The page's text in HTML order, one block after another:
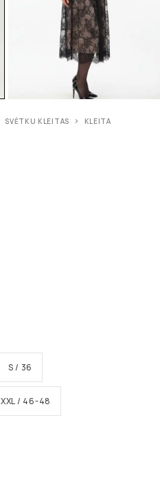
SVĒTKU KLEITAS KLEITA
S / 36
XXL / 46-48